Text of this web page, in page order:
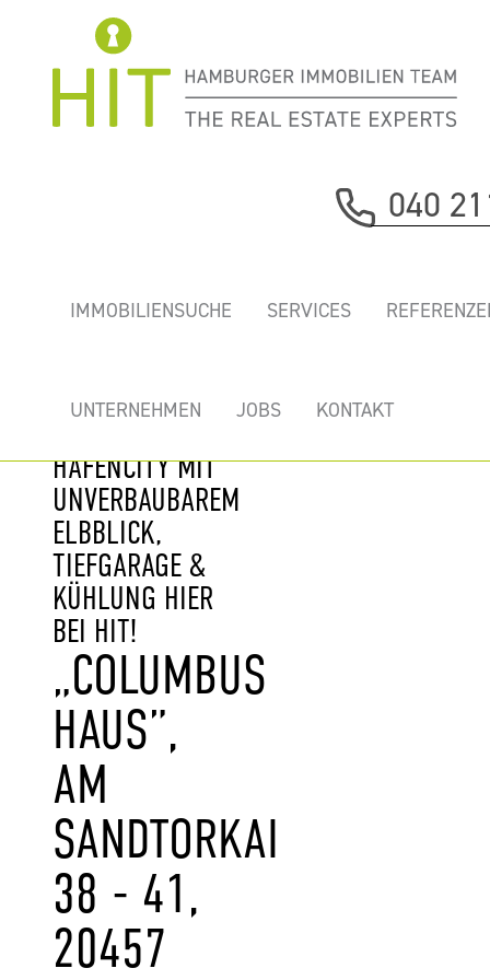
040
IMMOBILIENSUCHE SERVICES
UNTERNEHMEN JOBS KONTAKT
„COLUMBUS
TRAUMBÜRO IN
HAFENCITY MIT
UNVERBAUBAREM
ELBBLICK,
TIEFGARAGE &
KÜHLUNG HIER
BEI HIT!
„COLUMBUS
HAUS”,
AM
SANDTORKAI
38 - 41,
20457